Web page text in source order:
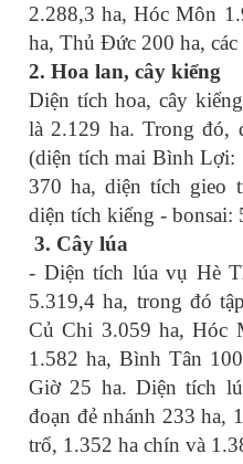
2.288,3 ha, Hóc Môn
ha, Thủ Đức 200 ha,
2. Hoa lan, cây kiểng
Diện tích hoa, cây
là 2.129 ha. Trong đó,
(diện tích mai Bình Lợi:
370 ha, diện tích gieo
diện tích kiểng - bonsai:
3. Cây lúa
- Diện tích lúa vụ Hè
5.319,4 ha, trong đó
Củ Chi 3.059 ha, Hóc
1.582 ha, Bình Tân
Giờ 25 ha. Diện tích
đoạn đẻ nhánh 233 ha,
trổ, 1.352 ha chín và